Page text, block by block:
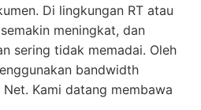
Di lingkungan RT atau
meningkat, dan
sering tidak memadai. Oleh
bandwidth
Kami datang membawa